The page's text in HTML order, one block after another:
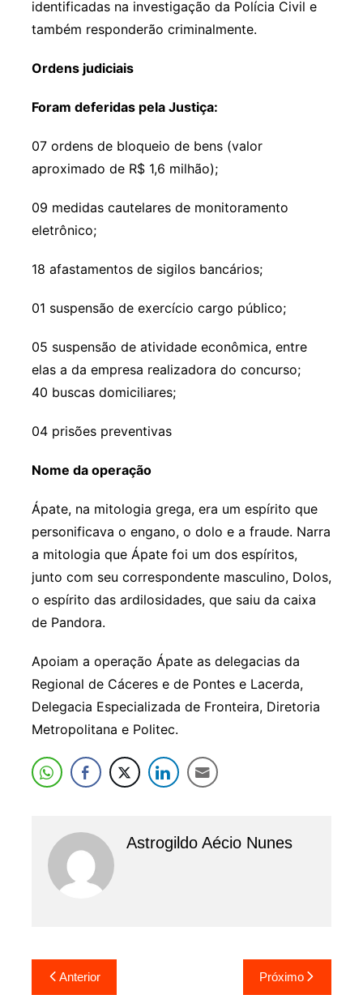
identificadas na investigação da Polícia Civil e
também responderão criminalmente.
Ordens judiciais
Foram deferidas pela Justiça:
07 ordens de bloqueio de bens (valor
aproximado de R$ 1,6 milhão);
09 medidas cautelares de monitoramento
eletrônico;
18 afastamentos de sigilos bancários;
01 suspensão de exercício cargo público;
05 suspensão de atividade econômica, entre
elas a da empresa realizadora do concurso;
40 buscas domiciliares;
04 prisões preventivas
Nome da operação
Ápate, na mitologia grega, era um espírito que
personificava o engano, o dolo e a fraude. Narra
a mitologia que Ápate foi um dos espíritos,
junto com seu correspondente masculino, Dolos,
o espírito das ardilosidades, que saiu da caixa
de Pandora.
Apoiam a operação Ápate as delegacias da
Regional de Cáceres e de Pontes e Lacerda,
Delegacia Especializada de Fronteira, Diretoria
Metropolitana e Politec.
Astrogildo Aécio Nunes
Navegação
Anterior Próximo